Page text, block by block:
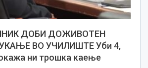
ДОБИ ДОЖИВОТЕН
ВО УЧИЛИШТЕ Уби 4,
ни трошка каење